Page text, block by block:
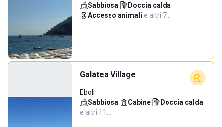
Sabbiosa· Doccia calda·
Accesso animali·e altri 7…
Galatea Village
Eboli
Sabbiosa· Cabine· Doccia calda·
e altri 11…